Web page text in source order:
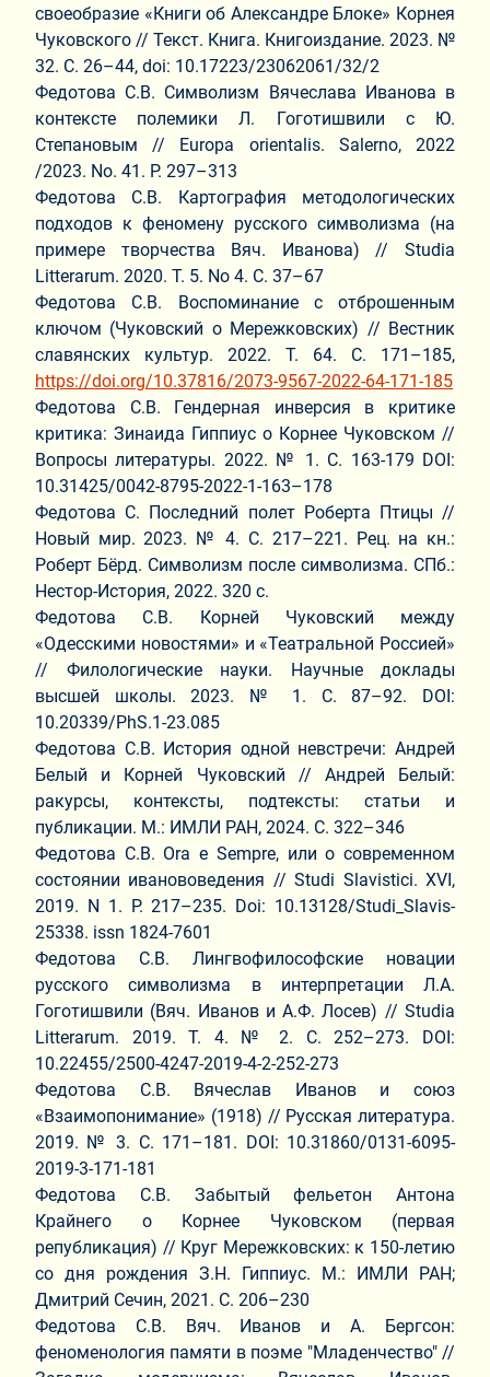
своеобразие «Книги об Александре Блоке» Корнея
Чуковского // Текст. Книга. Книгоиздание. 2023. №
32. С. 26–44, doi: 10.17223/23062061/32/2
Федотова С.В. Символизм Вячеслава Иванова в
контексте полемики Л. Гоготишвили с Ю.
Степановым // Europa orientalis. Salerno, 2022
/2023. No. 41. P. 297–313
Федотова С.В. Картография методологических
подходов к феномену русского символизма (на
примере творчества Вяч. Иванова) // Studia
Litterarum. 2020. Т. 5. No 4. С. 37–67
Федотова С.В. Воспоминание с отброшенным
ключом (Чуковский о Мережковских) // Вестник
славянских культур. 2022. Т. 64. С. 171–185,
https://doi.org/10.37816/2073-9567-2022-64-171-185
Федотова С.В. Гендерная инверсия в критике
критика: Зинаида Гиппиус о Корнее Чуковском //
Вопросы литературы. 2022. № 1. С. 163-179 DOI:
10.31425/0042-8795-2022-1-163–178
Федотова С. Последний полет Роберта Птицы //
Новый мир. 2023. № 4. С. 217–221. Рец. на кн.:
Роберт Бёрд. Символизм после символизма. СПб.:
Нестор-История, 2022. 320 с.
Федотова С.В. Корней Чуковский между
«Одесскими новостями» и «Театральной Россией»
// Филологические науки. Научные доклады
высшей школы. 2023. № 1. С. 87–92. DOI:
10.20339/PhS.1-23.085
Федотова С.В. История одной невстречи: Андрей
Белый и Корней Чуковский // Андрей Белый:
ракурсы, контексты, подтексты: статьи и
публикации. М.: ИМЛИ РАН, 2024. С. 322–346
Федотова С.В. Ora e Sempre, или о современном
состоянии иванововедения // Studi Slavistici. XVI,
2019. N 1. P. 217–235. Doi: 10.13128/Studi_Slavis-
25338. issn 1824-7601
Федотова С.В. Лингвофилософские новации
русского символизма в интерпретации Л.А.
Гоготишвили (Вяч. Иванов и А.Ф. Лосев) // Studia
Litterarum. 2019. Т. 4. № 2. С. 252–273. DOI:
10.22455/2500-4247-2019-4-2-252-273
Федотова С.В. Вячеслав Иванов и союз
«Взаимопонимание» (1918) // Русская литература.
2019. № 3. С. 171–181. DOI: 10.31860/0131-6095-
2019-3-171-181
Федотова С.В. Забытый фельетон Антона
Крайнего о Корнее Чуковском (первая
републикация) // Круг Мережковских: к 150-летию
со дня рождения З.Н. Гиппиус. М.: ИМЛИ РАН;
Дмитрий Сечин, 2021. С. 206–230
Федотова С.В. Вяч. Иванов и А. Бергсон:
феноменология памяти в поэме "Младенчество" //